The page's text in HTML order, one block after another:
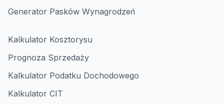
Generator Pasków Wynagrodzeń
Kalkulator Kosztorysu
Prognoza Sprzedaży
Kalkulator Podatku Dochodowego
Kalkulator CIT